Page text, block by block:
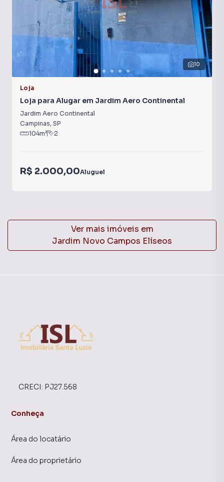
10
Loja
Loja para Alugar em Jardim Aero Continental
Jardim Aero Continental
Campinas, SP
104m² 2
R$ 2.000,00Aluguel
Ver mais imóveis em
Jardim Novo Campos Elíseos
CRECI: PJ27.568
Conheça
Área do locatário
Área do proprietário